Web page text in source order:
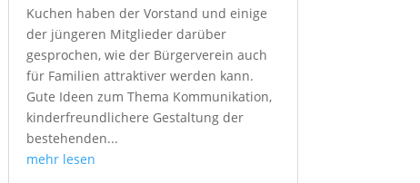
Kuchen haben der Vorstand und einige
der jüngeren Mitglieder darüber
gesprochen, wie der Bürgerverein auch
für Familien attraktiver werden kann.
Gute Ideen zum Thema Kommunikation,
kinderfreundlichere Gestaltung der
bestehenden...
mehr lesen